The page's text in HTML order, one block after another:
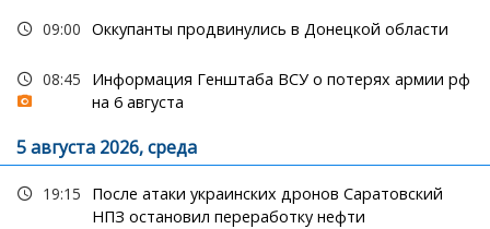
09:00 Оккупанты продвинулись в Донецкой области
08:45
Информация Генштаба ВСУ о потерях армии рф
на 6 августа
5 августа 2026, среда
19:15
После атаки украинских дронов Саратовский
НПЗ остановил переработку нефти